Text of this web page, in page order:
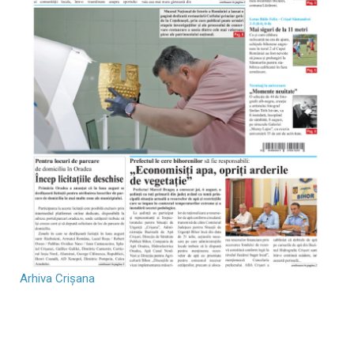
Arhiva Crișana